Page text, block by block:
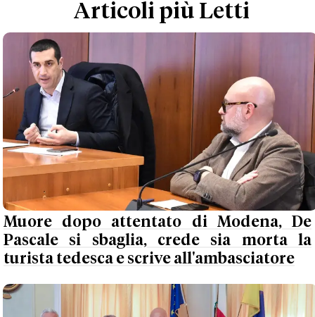
Articoli più Letti
Muore dopo attentato di Modena, De
Pascale si sbaglia, crede sia morta la
turista tedesca e scrive all'ambasciatore